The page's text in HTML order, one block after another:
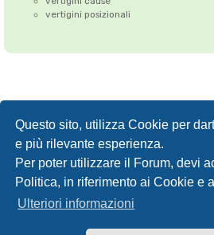
Questo sito, utilizza Cookie per
e più rilevante esperienza.
Per poter utilizzare il Forum, devi
Politica, in riferimento ai Cookie e
Ulteriori informazioni
vertigini posizionali
Correzione dell'Atlante
Cefalea tensiva•Vertigini
FORUMSANO: la salute non è l'assenza di